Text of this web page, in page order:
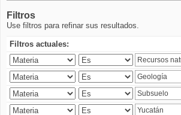
Filtros
Use filtros para refinar sus resultados.
Filtros actuales: